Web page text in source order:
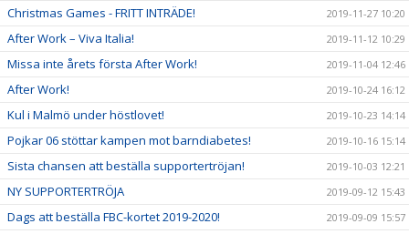
Christmas Games - FRITT INTRÄDE! 2019-11-27 10:20
After Work – Viva Italia! 2019-11-12 10:29
Missa inte årets första After Work! 2019-11-04 12:46
After Work! 2019-10-24 16:12
Kul i Malmö under höstlovet! 2019-10-23 14:14
Pojkar 06 stöttar kampen mot barndiabetes! 2019-10-16 15:14
Sista chansen att beställa supportertröjan! 2019-10-03 12:21
NY SUPPORTERTRÖJA 2019-09-12 15:43
Dags att beställa FBC-kortet 2019-2020! 2019-09-09 15:57